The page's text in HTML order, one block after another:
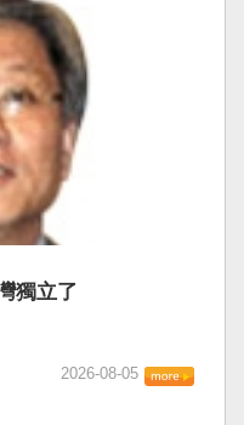
獨立了
2026-08-05